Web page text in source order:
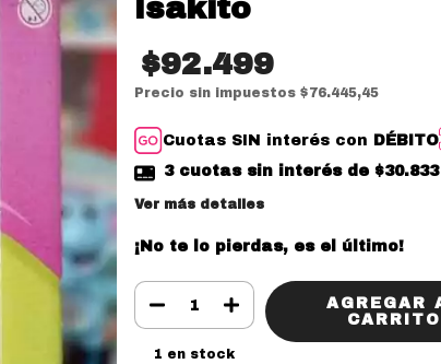
Isakito
$92.499
Precio sin impuestos $76.445,45
Cuotas SIN interés con
DÉBITO
3 cuotas sin interés de $30.833
Ver más detalles
¡No te lo pierdas, es el último!
1 en stock